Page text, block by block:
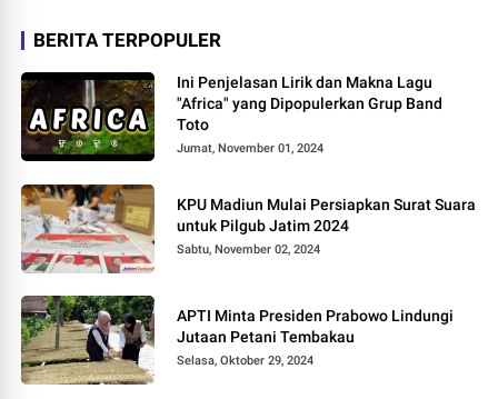
BERITA TERPOPULER
Ini Penjelasan Lirik dan Makna Lagu
"Africa" yang Dipopulerkan Grup Band
Toto
Jumat, November 01, 2024
KPU Madiun Mulai Persiapkan Surat Suara
untuk Pilgub Jatim 2024
Sabtu, November 02, 2024
APTI Minta Presiden Prabowo Lindungi
Jutaan Petani Tembakau
Selasa, Oktober 29, 2024